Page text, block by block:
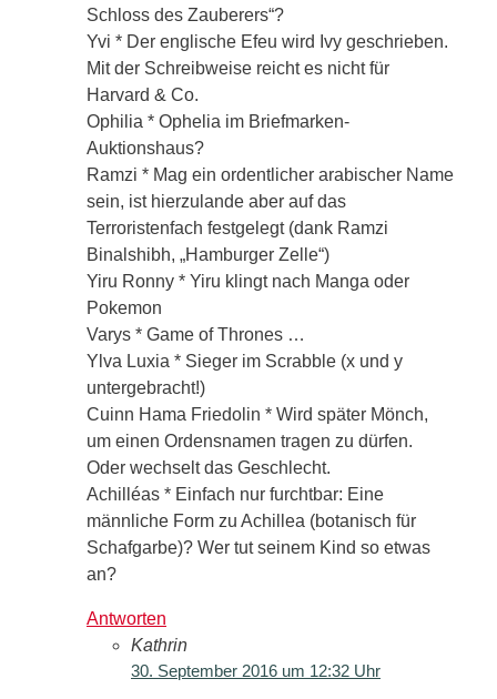
Schloss des Zauberers“?
Yvi * Der englische Efeu wird Ivy geschrieben.
Mit der Schreibweise reicht es nicht für
Harvard & Co.
Ophilia * Ophelia im Briefmarken-
Auktionshaus?
Ramzi * Mag ein ordentlicher arabischer Name
sein, ist hierzulande aber auf das
Terroristenfach festgelegt (dank Ramzi
Binalshibh, „Hamburger Zelle“)
Yiru Ronny * Yiru klingt nach Manga oder
Pokemon
Varys * Game of Thrones …
Ylva Luxia * Sieger im Scrabble (x und y
untergebracht!)
Cuinn Hama Friedolin * Wird später Mönch,
um einen Ordensnamen tragen zu dürfen.
Oder wechselt das Geschlecht.
Achilléas * Einfach nur furchtbar: Eine
männliche Form zu Achillea (botanisch für
Schafgarbe)? Wer tut seinem Kind so etwas
an?
Antworten
Kathrin
30. September 2016 um 12:32 Uhr